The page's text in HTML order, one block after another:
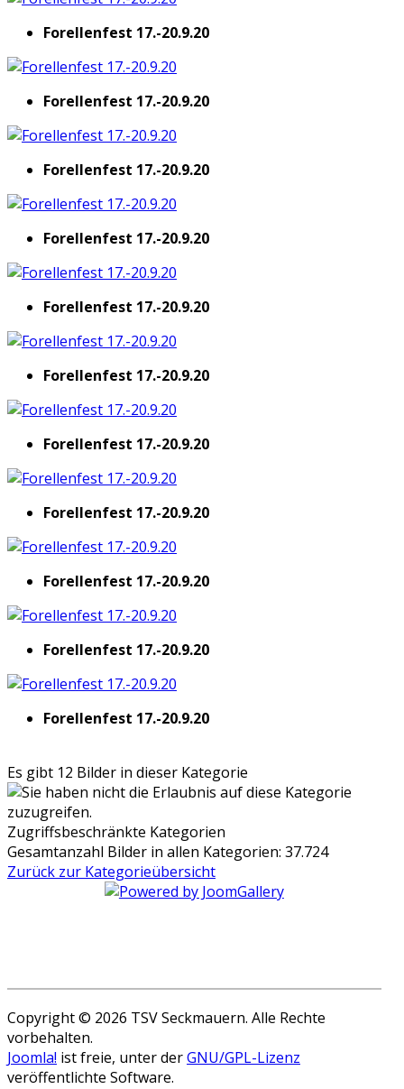
Forellenfest 17.-20.9.20
Forellenfest 17.-20.9.20
Forellenfest 17.-20.9.20
Forellenfest 17.-20.9.20
Forellenfest 17.-20.9.20
Forellenfest 17.-20.9.20
Forellenfest 17.-20.9.20
Forellenfest 17.-20.9.20
Forellenfest 17.-20.9.20
Forellenfest 17.-20.9.20
Forellenfest 17.-20.9.20
Es gibt 12 Bilder in dieser Kategorie
Zugriffsbeschränkte Kategorien
Gesamtanzahl Bilder in allen Kategorien: 37.724
Zurück zur Kategorieübersicht
Copyright © 2026 TSV Seckmauern. Alle Rechte
vorbehalten.
Joomla! ist freie, unter derGNU/GPL-Lizenz
veröffentlichte Software.